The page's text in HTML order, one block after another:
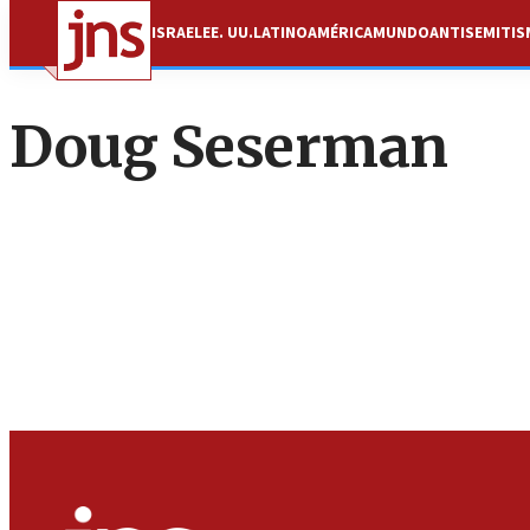
ISRAELEE. UU.LATINOAMÉRICAMUNDO
Doug Seserman